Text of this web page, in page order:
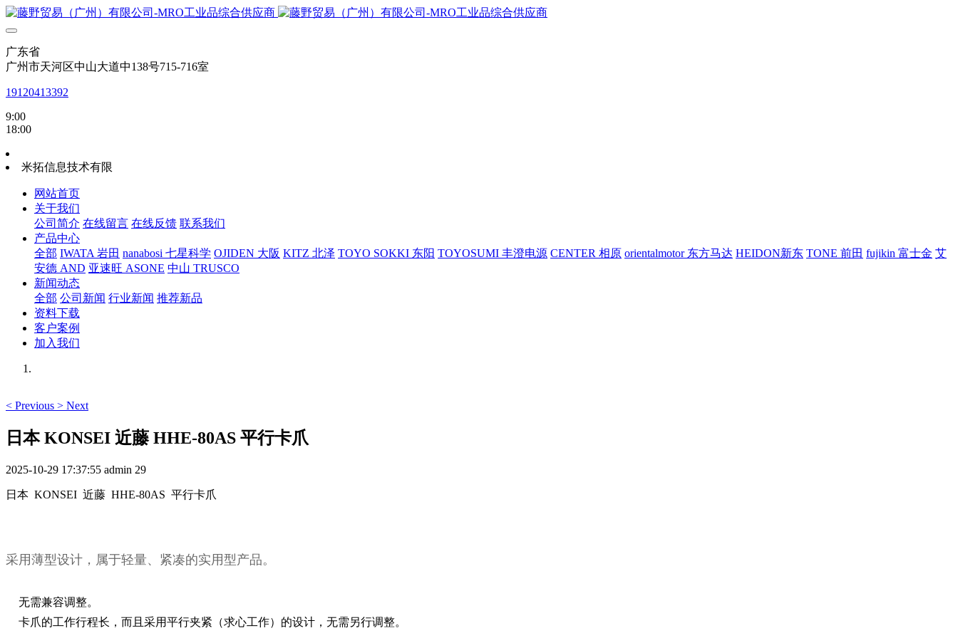
广东省
广州市天河区中山大道中138号715-716室
19120413392
9:00
18:00
米拓信息技术有限
网站首页
关于我们
公司简介 在线留言 在线反馈 联系我们
产品中心
全部 IWATA 岩田 nanabosi 七星科学 OJIDEN 大阪 KITZ 北泽 TOYO SOKKI 东阳 TOYOSUMI 丰澄电源 CENTER 相原 orientalmotor 东方马达 HEIDON新东 TONE 前田 fujikin 富士金 艾
安德 AND 亚速旺 ASONE 中山 TRUSCO
新闻动态
全部 公司新闻 行业新闻 推荐新品
资料下载
客户案例
加入我们
< Previous > Next
日本 KONSEI 近藤 HHE-80AS 平行卡爪
2025-10-29 17:37:55 admin 29
日本 KONSEI 近藤 HHE-80AS 平行卡爪
采用薄型设计，属于轻量、紧凑的实用型产品。
无需兼容调整。
卡爪的工作行程长，而且采用平行夹紧（求心工作）的设计，无需另行调整。